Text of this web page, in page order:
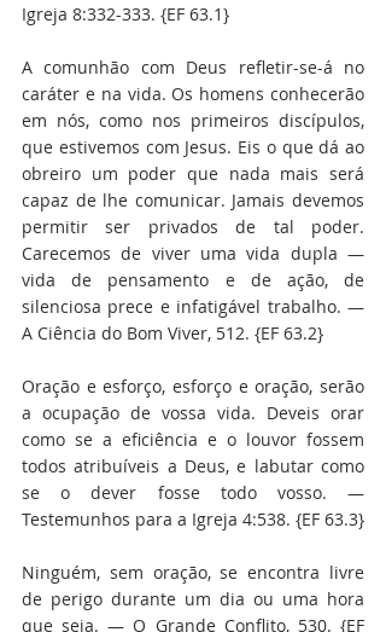
Igreja 8:332-333. {EF 63.1}
A comunhão com Deus refletir-se-á no
caráter e na vida. Os homens conhecerão
em nós, como nos primeiros discípulos,
que estivemos com Jesus. Eis o que dá ao
obreiro um poder que nada mais será
capaz de lhe comunicar. Jamais devemos
permitir ser privados de tal poder.
Carecemos de viver uma vida dupla —
vida de pensamento e de ação, de
silenciosa prece e infatigável trabalho. —
A Ciência do Bom Viver, 512. {EF 63.2}
Oração e esforço, esforço e oração, serão
a ocupação de vossa vida. Deveis orar
como se a eficiência e o louvor fossem
todos atribuíveis a Deus, e labutar como
se o dever fosse todo vosso. —
Testemunhos para a Igreja 4:538. {EF 63.3}
Ninguém, sem oração, se encontra livre
de perigo durante um dia ou uma hora
que seja. — O Grande Conflito, 530. {EF